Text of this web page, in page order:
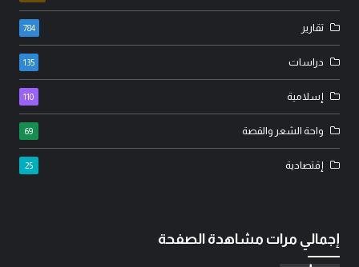
تقارير 784
دراسات 135
إسلامية 110
واحة الشعر والقصة 69
إقتصادية 25
إجمالي مرات مشاهدة الصفحة